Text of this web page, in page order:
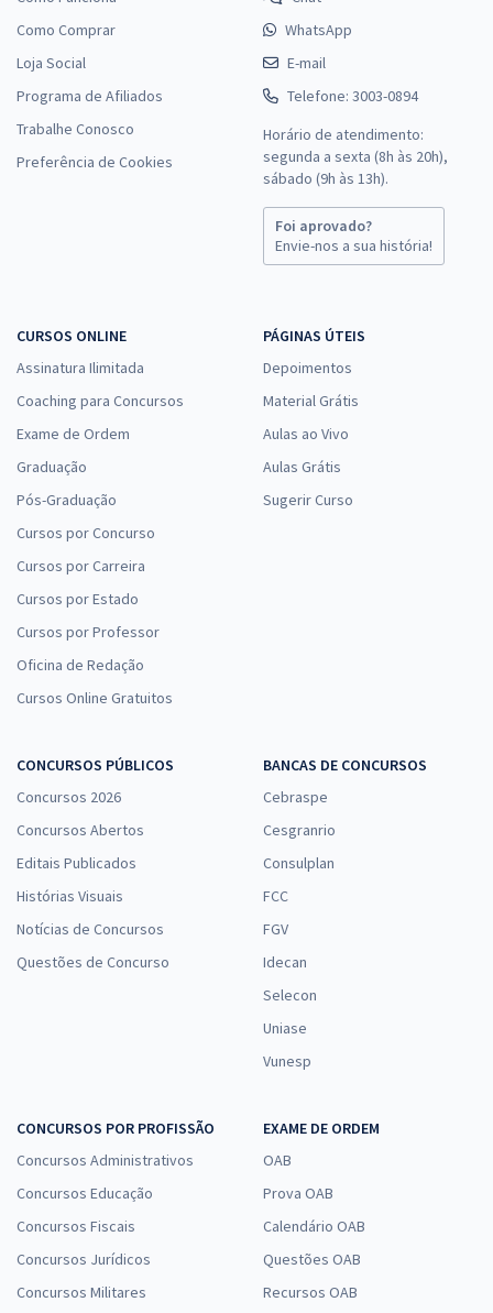
Como Comprar
Loja Social
Programa de Afiliados
Trabalhe Conosco
Preferência de Cookies
WhatsApp
E-mail
Telefone: 3003-0894
Horário de atendimento:
segunda a sexta (8h às 20h),
sábado (9h às 13h).
Foi aprovado?
Envie-nos a sua história!
CURSOS ONLINE
Assinatura Ilimitada
Coaching para Concursos
Exame de Ordem
Graduação
Pós-Graduação
Cursos por Concurso
Cursos por Carreira
Cursos por Estado
Cursos por Professor
Oficina de Redação
Cursos Online Gratuitos
PÁGINAS ÚTEIS
Depoimentos
Material Grátis
Aulas ao Vivo
Aulas Grátis
Sugerir Curso
CONCURSOS PÚBLICOS
Concursos 2026
Concursos Abertos
Editais Publicados
Histórias Visuais
Notícias de Concursos
Questões de Concurso
BANCAS DE CONCURSOS
Cebraspe
Cesgranrio
Consulplan
FCC
FGV
Idecan
Selecon
Uniase
Vunesp
CONCURSOS POR PROFISSÃO
Concursos Administrativos
Concursos Educação
Concursos Fiscais
Concursos Jurídicos
Concursos Militares
EXAME DE ORDEM
OAB
Prova OAB
Calendário OAB
Questões OAB
Recursos OAB